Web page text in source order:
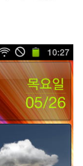
Galaxy
S